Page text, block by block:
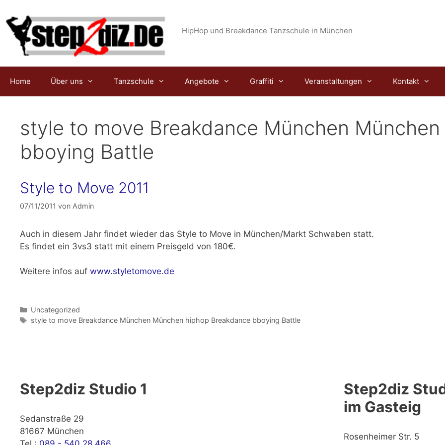
Inhalt
springen
HipHop und Breakdance Tanzschule in München
Home Über uns Tanzschule Angebote Graffiti Veranstaltungen Kontakt
style to move Breakdance München
bboying Battle
Style to Move 2011
07/11/2011 von Admin
Auch in diesem Jahr findet wieder das Style to Move in München/Markt Schwaben statt.
Es findet ein 3vs3 statt mit einem Preisgeld von 180€.
Weitere infos auf www.styletomove.de
Kategorien
Uncategorized
Schlagwörter
style to move Breakdance München München hiphop Breakdance bboying Battle
Step2diz Studio 1
Sedanstraße 29
81667 München
Step2diz
im Gasteig
Rosenheimer Str. 5